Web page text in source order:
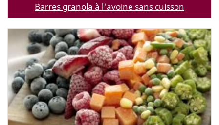
Barres granola à l'avoine sans cuisson